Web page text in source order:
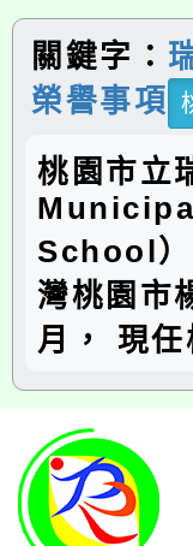
關鍵字：
榮譽事項
桃園市立
School）
灣桃園市
月， 現任